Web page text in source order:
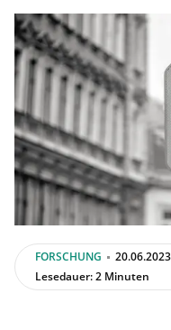
FORSCHUNG 20.06.2023
Lesedauer: 2 Minuten